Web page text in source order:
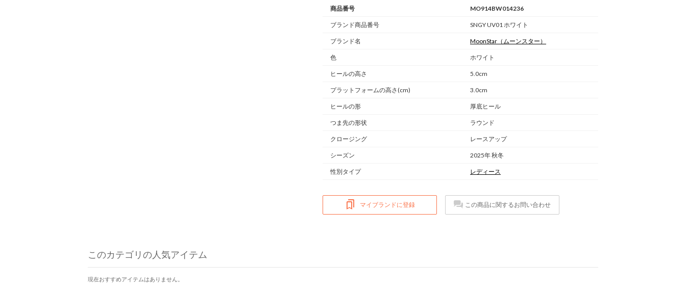
商品番号 MO914BW014236
ブランド商品番号 SNGY UV01 ホワイト
ブランド名 MoonStar （ムーンスター）
色 ホワイト
ヒールの高さ 5.0cm
プラットフォームの高さ(cm) 3.0cm
ヒールの形 厚底ヒール
つま先の形状 ラウンド
クロージング レースアップ
シーズン 2025年 秋冬
性別タイプ レディース
マイブランドに登録 この商品に関するお問い合わせ
このカテゴリの人気アイテム
現在おすすめアイテムはありません。